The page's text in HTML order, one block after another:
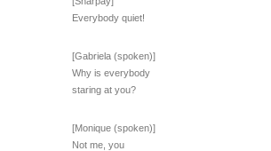
Everybody quiet!
[Gabriela (spoken)]
Why is everybody
staring at you?
[Monique (spoken)]
Not me, you